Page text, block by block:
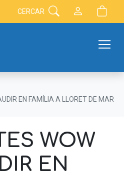
CERCAR
EN FAMÍLIA A LLORET DE MAR
WOW
EN